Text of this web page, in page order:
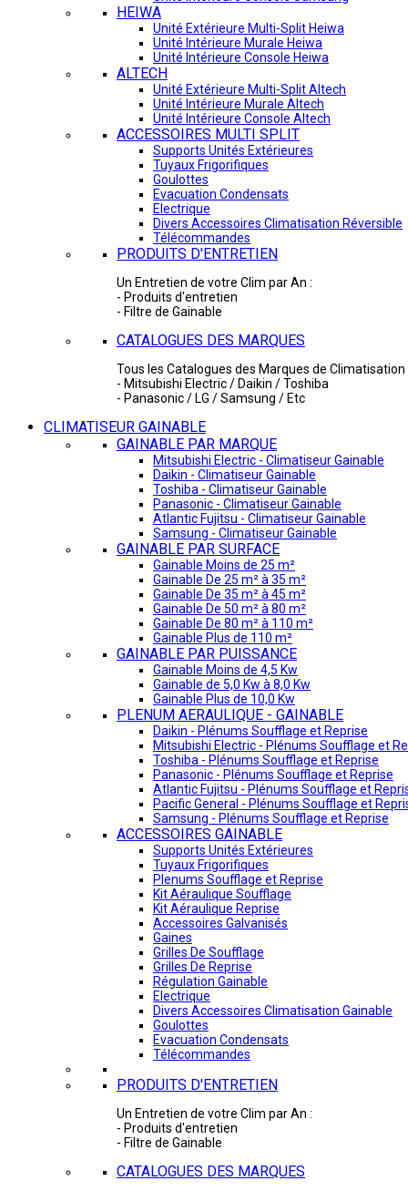
HEIWA
Unité Extérieure Multi-Split Heiwa
Unité Intérieure Murale Heiwa
Unité Intérieure Console Heiwa
ALTECH
Unité Extérieure Multi-Split Altech
Unité Intérieure Murale Altech
Unité Intérieure Console Altech
ACCESSOIRES MULTI SPLIT
Supports Unités Extérieures
Tuyaux Frigorifiques
Goulottes
Evacuation Condensats
Electrique
Divers Accessoires Climatisation Réversible
Télécommandes
PRODUITS D'ENTRETIEN
Un Entretien de votre Clim par An :
- Produits d'entretien
- Filtre de Gainable
CATALOGUES DES MARQUES
Tous les Catalogues des Marques de Climatisation
- Mitsubishi Electric / Daikin / Toshiba
- Panasonic / LG / Samsung / Etc
CLIMATISEUR GAINABLE
GAINABLE PAR MARQUE
Mitsubishi Electric - Climatiseur Gainable
Daikin - Climatiseur Gainable
Toshiba - Climatiseur Gainable
Panasonic - Climatiseur Gainable
Atlantic Fujitsu - Climatiseur Gainable
Samsung - Climatiseur Gainable
GAINABLE PAR SURFACE
Gainable Moins de 25 m²
Gainable De 25 m² à 35 m²
Gainable De 35 m² à 45 m²
Gainable De 50 m² à 80 m²
Gainable De 80 m² à 110 m²
Gainable Plus de 110 m²
GAINABLE PAR PUISSANCE
Gainable Moins de 4,5 Kw
Gainable de 5,0 Kw à 8,0 Kw
Gainable Plus de 10,0 Kw
PLENUM AERAULIQUE - GAINABLE
Daikin - Plénums Soufflage et Reprise
Mitsubishi Electric - Plénums Soufflage et
Toshiba - Plénums Soufflage et Reprise
Panasonic - Plénums Soufflage et Reprise
Atlantic Fujitsu - Plénums Soufflage et
Pacific General - Plénums Soufflage et
Samsung - Plénums Soufflage et Reprise
ACCESSOIRES GAINABLE
Supports Unités Extérieures
Tuyaux Frigorifiques
Plenums Soufflage et Reprise
Kit Aéraulique Soufflage
Kit Aéraulique Reprise
Accessoires Galvanisés
Gaines
Grilles De Soufflage
Grilles De Reprise
Régulation Gainable
Electrique
Divers Accessoires Climatisation Gainable
Goulottes
Evacuation Condensats
Télécommandes
PRODUITS D'ENTRETIEN
Un Entretien de votre Clim par An :
- Produits d'entretien
- Filtre de Gainable
CATALOGUES DES MARQUES